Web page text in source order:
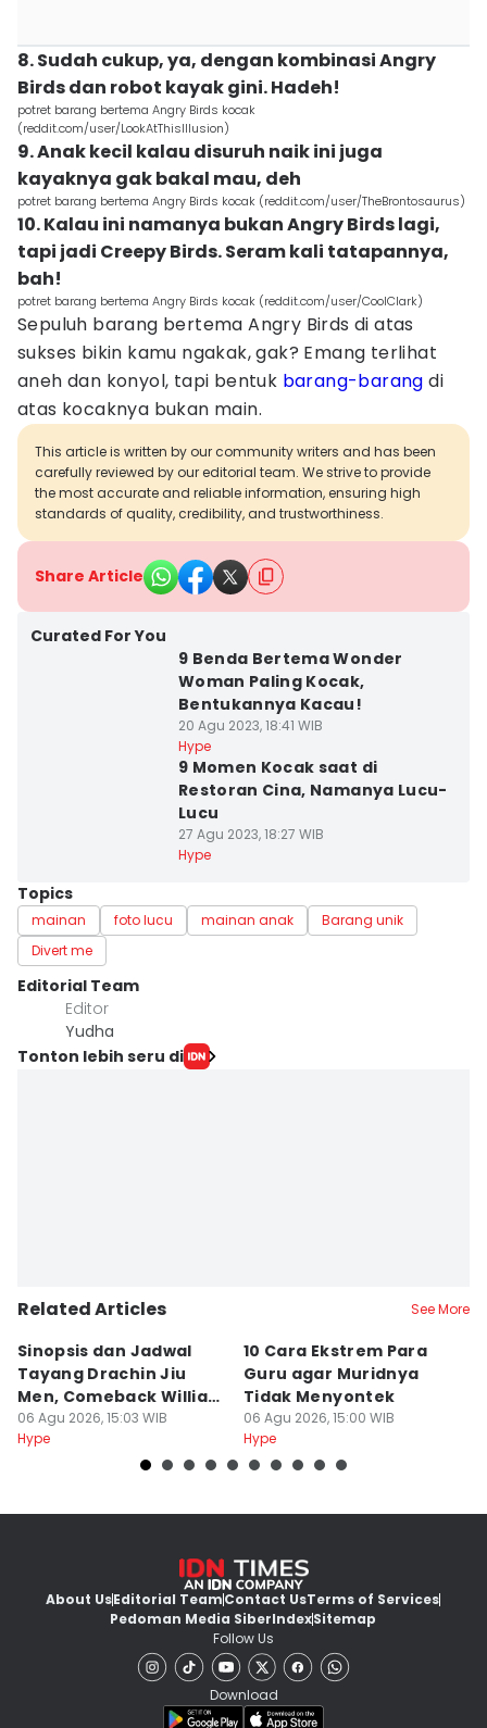
8. Sudah cukup, ya, dengan kombinasi Angry
Birds dan robot kayak gini. Hadeh!
potret barang bertema Angry Birds kocak
(reddit.com/user/LookAtThisIllusion)
9. Anak kecil kalau disuruh naik ini juga
kayaknya gak bakal mau, deh
potret barang bertema Angry Birds kocak (reddit.com/user/TheBrontosaurus)
10. Kalau ini namanya bukan Angry Birds lagi,
tapi jadi Creepy Birds. Seram kali tatapannya,
bah!
potret barang bertema Angry Birds kocak (reddit.com/user/CoolClark)
Sepuluh barang bertema Angry Birds di atas
sukses bikin kamu ngakak, gak? Emang terlihat
aneh dan konyol, tapi bentuk barang-barang di
atas kocaknya bukan main.
This article is written by our community writers and has been
carefully reviewed by our editorial team. We strive to provide
the most accurate and reliable information, ensuring high
standards of quality, credibility, and trustworthiness.
Share Article
Curated For You
9 Benda Bertema Wonder
Woman Paling Kocak,
Bentukannya Kacau!
20 Agu 2023, 18:41 WIB
Hype
9 Momen Kocak saat di
Restoran Cina, Namanya Lucu-
Lucu
27 Agu 2023, 18:27 WIB
Hype
Topics
mainan foto lucu mainan anak
Barang unik
Divert me
Editorial Team
Editor
Yudha ‎
Tonton lebih seru di
Related Articles See More
Sinopsis dan Jadwal
Tayang Drachin Jiu
Men, Comeback William
Chan
06 Agu 2026, 15:03 WIB
Hype
10 Cara Ekstrem Para
Guru agar Muridnya
Tidak Menyontek
06 Agu 2026, 15:00 WIB
Hype
About UsEditorial TeamContact UsTerms of Services
Pedoman Media SiberIndexSitemap
Follow Us
Download